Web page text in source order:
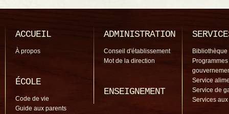
ACCUEIL
À propos
ÉCOLE
Code de vie
Guide aux parents
ADMINISTRATION
Conseil d'établissement
Mot de la direction
ENSEIGNEMENT
Bibliothèque
Programmes
Service
Service de
Services